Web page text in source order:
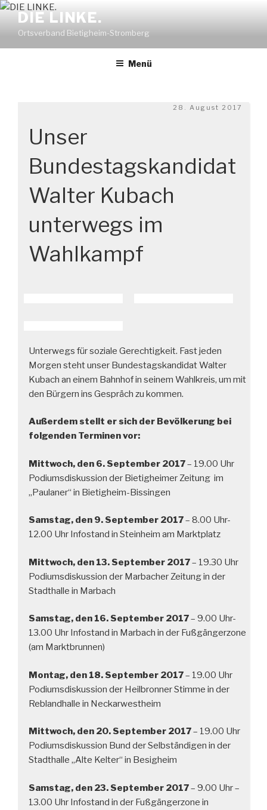
Zum
Inhalt
springen
DIE LINKE.
Ortsverband Bietigheim-Stromberg
Menü
Veröffentlicht
28. August 2017
Unser
Bundestagskandidat
Walter Kubach
unterwegs im
Wahlkampf
Unterwegs für soziale Gerechtigkeit. Fast jeden
Morgen steht unser Bundestagskandidat Walter
Kubach an einem Bahnhof in seinem Wahlkreis, um mit
den Bürgern ins Gespräch zu kommen.
Außerdem stellt er sich der Bevölkerung bei
folgenden Terminen vor:
Mittwoch, den 6. September 2017– 19.00 Uhr
Podiumsdiskussion der Bietigheimer Zeitung im
„Paulaner“ in Bietigheim-Bissingen
Samstag, den 9. September 2017– 8.00 Uhr-
12.00 Uhr Infostand in Steinheim am Marktplatz
Mittwoch, den 13. September 2017– 19.30 Uhr
Podiumsdiskussion der Marbacher Zeitung in der
Stadthalle in Marbach
Samstag, den 16. September 2017– 9.00 Uhr-
13.00 Uhr Infostand in Marbach in der Fußgängerzone
(am Marktbrunnen)
Montag, den 18. September 2017– 19.00 Uhr
Podiumsdiskussion der Heilbronner Stimme in der
Reblandhalle in Neckarwestheim
Mittwoch, den 20. September 2017– 19.00 Uhr
Podiumsdiskussion Bund der Selbständigen in der
Stadthalle „Alte Kelter“ in Besigheim
Samstag, den 23. September 2017– 9.00 Uhr –
13.00 Uhr Infostand in der Fußgängerzone in